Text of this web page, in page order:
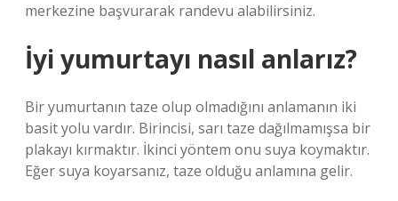
merkezine başvurarak randevu alabilirsiniz.
İyi yumurtayı nasıl anlarız?
Bir yumurtanın taze olup olmadığını anlamanın iki
basit yolu vardır. Birincisi, sarı taze dağılmamışsa bir
plakayı kırmaktır. İkinci yöntem onu suya koymaktır.
Eğer suya koyarsanız, taze olduğu anlamına gelir.